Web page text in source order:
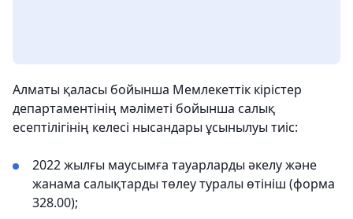
Алматы қаласы бойынша Мемлекеттік кірістер
департаментінің мәліметі бойынша салық
есептілігінің келесі нысандары ұсынылуы тиіс:
2022 жылғы маусымға тауарларды әкелу және
жанама салықтарды төлеу туралы өтініш (форма
328.00);